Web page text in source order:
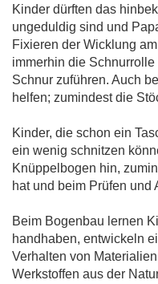
Kinder dürften das
ungeduldig sind und
Fixieren der Wicklung
immerhin die
Schnur zuführen. Auch
helfen; zumindest die
Kinder, die schon ein
ein wenig schnitzen
Knüppelbogen hin,
hat und beim Prüfen und
Beim Bogenbau lernen
handhaben, entwickeln
Verhalten von
Werkstoffen aus der